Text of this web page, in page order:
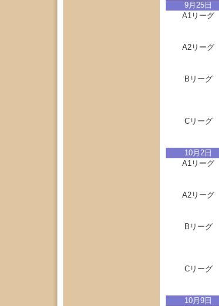
9月25日
A1リーグ
A2リーグ
Bリーグ
Cリーグ
10月2日
A1リーグ
A2リーグ
Bリーグ
Cリーグ
10月9日